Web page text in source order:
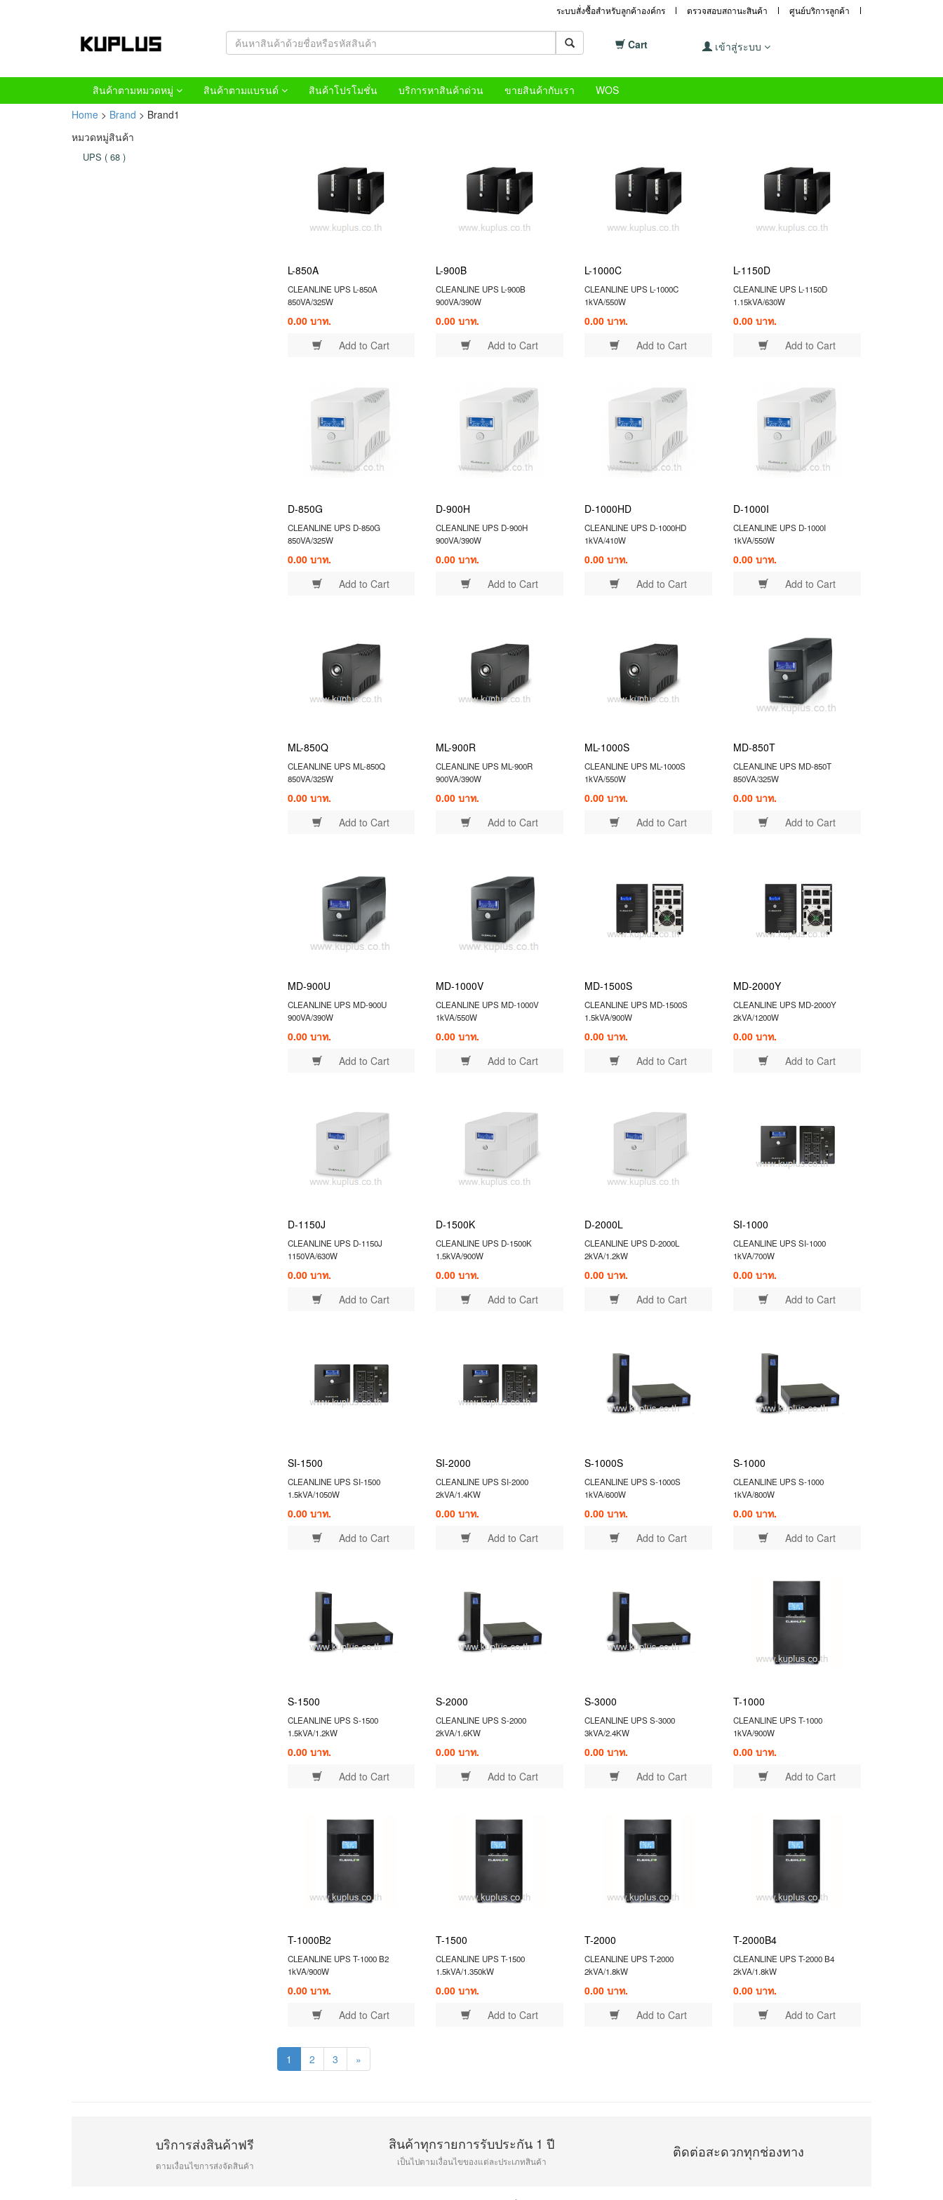
ระบบสั่งซื้อสำหรับลูกค้าองค์กร ตรวจสอบสถานะสินค้า ศูนย์บริการลูกค้า
Cart เข้าสู่ระบบ
สินค้าตามหมวดหมู่ สินค้าตามแบรนด์ สินค้าโปรโมชั่น บริการหาสินค้าด่วน ขายสินค้ากับเรา
WOS
Home > Brand > Brand1
หมวดหมู่สินค้า
UPS ( 68 )
L-850A
CLEANLINE UPS L-850A
850VA/325W
0.00 บาท.
Add to Cart
L-900B
CLEANLINE UPS L-900B
900VA/390W
0.00 บาท.
Add to Cart
L-1000C
CLEANLINE UPS L-1000C
1kVA/550W
0.00 บาท.
Add to Cart
L-1150D
CLEANLINE UPS L-1150D
1.15kVA/630W
0.00 บาท.
Add to Cart
D-850G
CLEANLINE UPS D-850G
850VA/325W
0.00 บาท.
Add to Cart
D-900H
CLEANLINE UPS D-900H
900VA/390W
0.00 บาท.
Add to Cart
D-1000HD
CLEANLINE UPS D-1000HD
1kVA/410W
0.00 บาท.
Add to Cart
D-1000I
CLEANLINE UPS D-1000I
1kVA/550W
0.00 บาท.
Add to Cart
ML-850Q
CLEANLINE UPS ML-850Q
850VA/325W
0.00 บาท.
Add to Cart
ML-900R
CLEANLINE UPS ML-900R
900VA/390W
0.00 บาท.
Add to Cart
ML-1000S
CLEANLINE UPS ML-1000S
1kVA/550W
0.00 บาท.
Add to Cart
MD-850T
CLEANLINE UPS MD-850T
850VA/325W
0.00 บาท.
Add to Cart
MD-900U
CLEANLINE UPS MD-900U
900VA/390W
0.00 บาท.
Add to Cart
MD-1000V
CLEANLINE UPS MD-1000V
1kVA/550W
0.00 บาท.
Add to Cart
MD-1500S
CLEANLINE UPS MD-1500S
1.5kVA/900W
0.00 บาท.
Add to Cart
MD-2000Y
CLEANLINE UPS MD-2000Y
2kVA/1200W
0.00 บาท.
Add to Cart
D-1150J
CLEANLINE UPS D-1150J
1150VA/630W
0.00 บาท.
Add to Cart
D-1500K
CLEANLINE UPS D-1500K
1.5kVA/900W
0.00 บาท.
Add to Cart
D-2000L
CLEANLINE UPS D-2000L
2kVA/1.2kW
0.00 บาท.
Add to Cart
SI-1000
CLEANLINE UPS SI-1000
1kVA/700W
0.00 บาท.
Add to Cart
SI-1500
CLEANLINE UPS SI-1500
1.5kVA/1050W
0.00 บาท.
Add to Cart
SI-2000
CLEANLINE UPS SI-2000
2kVA/1.4KW
0.00 บาท.
Add to Cart
S-1000S
CLEANLINE UPS S-1000S
1kVA/600W
0.00 บาท.
Add to Cart
S-1000
CLEANLINE UPS S-1000
1kVA/800W
0.00 บาท.
Add to Cart
S-1500
CLEANLINE UPS S-1500
1.5kVA/1.2kW
0.00 บาท.
Add to Cart
S-2000
CLEANLINE UPS S-2000
2kVA/1.6KW
0.00 บาท.
Add to Cart
S-3000
CLEANLINE UPS S-3000
3kVA/2.4KW
0.00 บาท.
Add to Cart
T-1000
CLEANLINE UPS T-1000
1kVA/900W
0.00 บาท.
Add to Cart
T-1000B2
CLEANLINE UPS T-1000 B2
1kVA/900W
0.00 บาท.
Add to Cart
T-1500
CLEANLINE UPS T-1500
1.5kVA/1.350kW
0.00 บาท.
Add to Cart
T-2000
CLEANLINE UPS T-2000
2kVA/1.8kW
0.00 บาท.
Add to Cart
T-2000B4
CLEANLINE UPS T-2000 B4
2kVA/1.8kW
0.00 บาท.
Add to Cart
1 2 3 »
บริการส่งสินค้าฟรี
ตามเงื่อนไขการส่งจัดสินค้า
สินค้าทุกรายการรับประกัน 1 ปี
เป็นไปตามเงื่อนไขของแต่ละประเภทสินค้า
ติดต่อสะดวกทุกช่องทาง